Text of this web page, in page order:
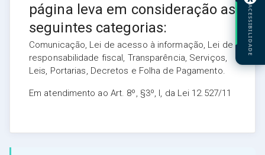
página leva em consideração as
seguintes categorias:
Comunicação, Lei de acesso à informação, Lei de
responsabilidade fiscal, Transparência, Serviços,
Leis, Portarias, Decretos e Folha de Pagamento.
Em atendimento ao Art. 8º, §3º, I, da Lei 12.527/11
ACESSIBILIDADE